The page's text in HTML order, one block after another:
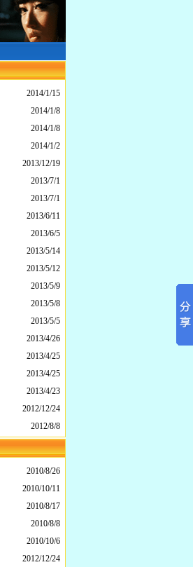
2014/1/15
2014/1/8
2014/1/8
2014/1/2
2013/12/19
2013/7/1
2013/7/1
2013/6/11
2013/6/5
2013/5/14
2013/5/12
2013/5/9
2013/5/8
2013/5/5
2013/4/26
2013/4/25
2013/4/25
2013/4/23
2012/12/24
2012/8/8
2010/8/26
2010/10/11
2010/8/17
2010/8/8
2010/10/6
2012/12/24